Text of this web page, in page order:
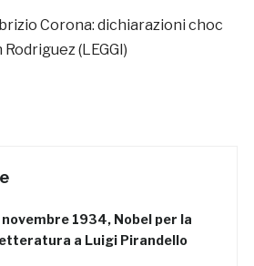
Corona: dichiarazioni choc
(LEGGI)
novembre 1934, Nobel per la
a Luigi Pirandello